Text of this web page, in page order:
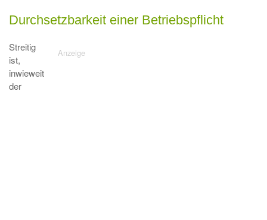
Durchsetzbarkeit einer Betriebspflicht
Streitig
ist,
inwieweit
der